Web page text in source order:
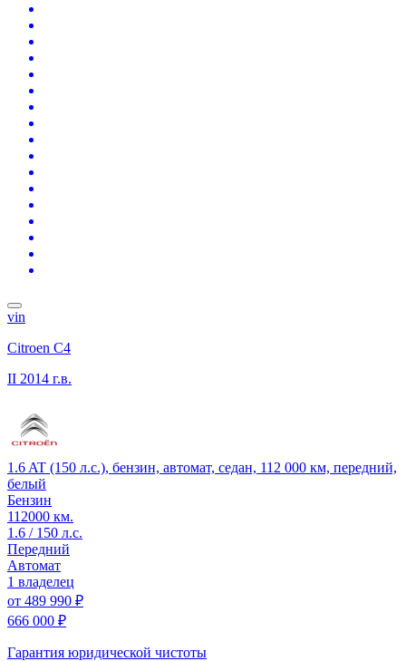
vin
Citroen C4
II 2014 г.в.
1.6 AT (150 л.с.), бензин, автомат, седан, 112 000 км, передний,
белый
Бензин
112000 км.
1.6 / 150 л.с.
Передний
Автомат
1 владелец
от 489 990 ₽
666 000 ₽
Гарантия юридической чистоты